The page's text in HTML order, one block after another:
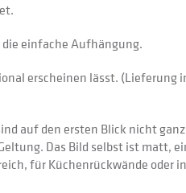
einfache Aufhängung.
erscheinen lässt. (Lieferung
auf den ersten Blick nicht
Das Bild selbst ist matt,
für Küchenrückwände oder